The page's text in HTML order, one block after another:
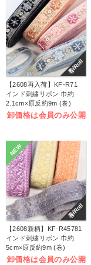
巻/Roll
【2608再入荷】KF-R71
インド刺繍リボン 巾約
2.1cm×原反約9m (巻)
卸価格は会員のみ公開
NEW
巻/Roll
【2608新柄】KF-R45781
インド刺繍リボン 巾約
5cm×原反約9m (巻)
卸価格は会員のみ公開